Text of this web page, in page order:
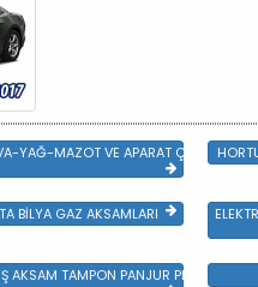
YAĞ-MAZOT VE APARAT ÇEŞİTLERİ
BİLYA GAZ AKSAMLARI
VE YÜRÜYEN AKSAMLAR
AKSAM TAMPON PANJUR PLASTİK VE